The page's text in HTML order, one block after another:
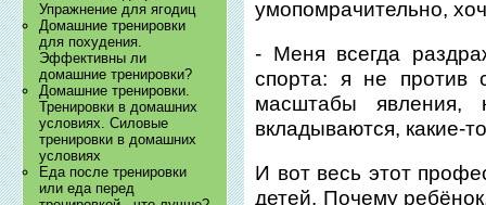
Упражнение для ягодиц
Домашние тренировки
для похудения.
Эффективны ли
домашние тренировки?
Домашние тренировки.
Тренировки в домашних
условиях. Силовые
тренировки в домашних
условиях
Еда после тренировки
или еда перед
умопомрачительно,
- Меня всегда
спорта: я не против
масштабы явления,
вкладываются, какие-
И вот весь этот
детей. Почему